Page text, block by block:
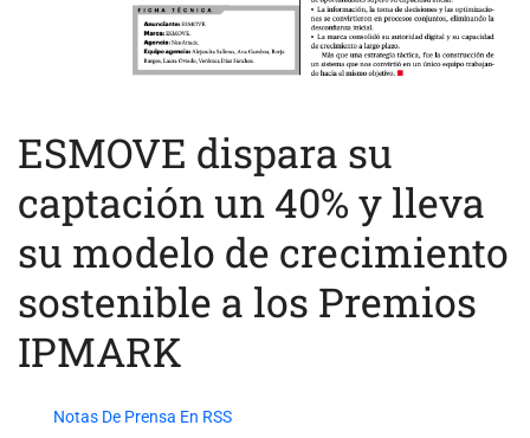
ESMOVE dispara su
captación un 40% y lleva
su modelo de crecimiento
sostenible a los Premios
IPMARK
Notas De Prensa En RSS